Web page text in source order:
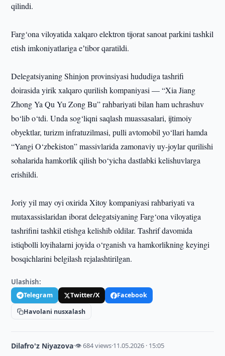
qilindi.
Farg‘ona viloyatida xalqaro elektron tijorat sanoat parkini tashkil
etish imkoniyatlariga eʼtibor qaratildi.
Delegatsiyaning Shinjon provinsiyasi hududiga tashrifi
doirasida yirik xalqaro qurilish kompaniyasi — “Xia Jiang
Zhong Ya Qu Yu Zong Bu” rahbariyati bilan ham uchrashuv
bo‘lib o‘tdi. Unda sog‘liqni saqlash muassasalari, ijtimoiy
obyektlar, turizm infratuzilmasi, pulli avtomobil yo‘llari hamda
“Yangi O‘zbekiston” massivlarida zamonaviy uy-joylar qurilishi
sohalarida hamkorlik qilish bo‘yicha dastlabki kelishuvlarga
erishildi.
Joriy yil may oyi oxirida Xitoy kompaniyasi rahbariyati va
mutaxassislaridan iborat delegatsiyaning Farg‘ona viloyatiga
tashrifini tashkil etishga kelishib oldilar. Tashrif davomida
istiqbolli loyihalarni joyida o‘rganish va hamkorlikning keyingi
bosqichlarini belgilash rejalashtirilgan.
Ulashish:
Telegram Twitter/X
Facebook
Havolani nusxalash
Dilafro'z Niyazova·👁 684 views·11.05.2026 · 15:05